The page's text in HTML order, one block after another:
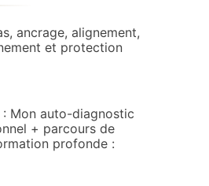
ancrage, alignement,
et protection
: Mon auto-diagnostic
+ parcours de
profonde :